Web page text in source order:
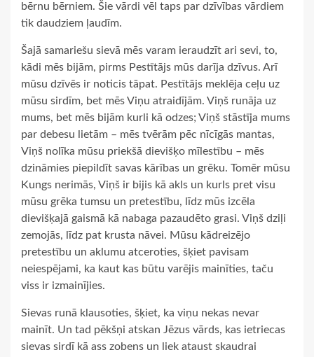
bērnu bērniem. Šie vārdi vēl taps par dzīvības vārdiem
tik daudziem ļaudīm.
Šajā samariešu sievā mēs varam ieraudzīt ari sevi, to,
kādi mēs bijām, pirms Pestītājs mūs darīja dzīvus. Arī
mūsu dzīvēs ir noticis tāpat. Pestītājs meklēja ceļu uz
mūsu sirdīm, bet mēs Viņu atraidījām. Viņš runāja uz
mums, bet mēs bijām kurli kā odzes; Viņš stāstīja mums
par debesu lietām – mēs tvērām pēc nīcīgās mantas,
Viņš nolīka mūsu priekšā dievišķo mīlestību – mēs
dzināmies piepildīt savas kārības un grēku. Tomēr mūsu
Kungs nerimās, Viņš ir bijis kā akls un kurls pret visu
mūsu grēka tumsu un pretestību, līdz mūs izcēla
dievišķajā gaismā kā nabaga pazaudēto grasi. Viņš dziļi
zemojās, līdz pat krusta nāvei. Mūsu kādreizējo
pretestību un aklumu atceroties, šķiet pavisam
neiespējami, ka kaut kas būtu varējis mainīties, taču
viss ir izmainījies.
Sievas runā klausoties, šķiet, ka viņu nekas nevar
mainīt. Un tad pēkšņi atskan Jēzus vārds, kas ietriecas
sievas sirdī kā ass zobens un liek ataust skaudrai